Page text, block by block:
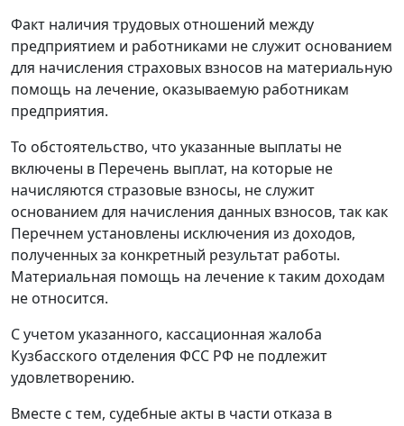
Факт наличия трудовых отношений между
предприятием и работниками не служит основанием
для начисления страховых взносов на материальную
помощь на лечение, оказываемую работникам
предприятия.
То обстоятельство, что указанные выплаты не
включены в Перечень выплат, на которые не
начисляются стразовые взносы, не служит
основанием для начисления данных взносов, так как
Перечнем установлены исключения из доходов,
полученных за конкретный результат работы.
Материальная помощь на лечение к таким доходам
не относится.
С учетом указанного, кассационная жалоба
Кузбасского отделения ФСС РФ не подлежит
удовлетворению.
Вместе с тем, судебные акты в части отказа в